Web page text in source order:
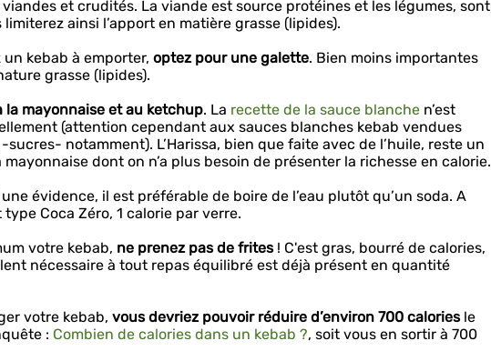
et crudités. La viande est source protéines et les légumes, sont
ainsi l’apport en matière grasse (lipides).
un kebab à emporter, optez pour une galette. Bien moins importantes
grasse (lipides).
la mayonnaise et au ketchup. La recette de la sauce blanche n’est
(attention cependant aux sauces blanches kebab vendues
notamment). L’Harissa, bien que faite avec de l’huile, reste un
dont on n’a plus besoin de présenter la richesse en calorie.
une évidence, il est préférable de boire de l’eau plutôt qu’un soda. A
Coca Zéro, 1 calorie par verre.
votre kebab, ne prenez pas de frites! C'est gras, bourré de calories,
nécessaire à tout repas équilibré est déjà présent en quantité
votre kebab, vous devriez pouvoir réduire d’environ 700 caloriesle
: Combien de calories dans un kebab ?, soit vous en sortir à 700